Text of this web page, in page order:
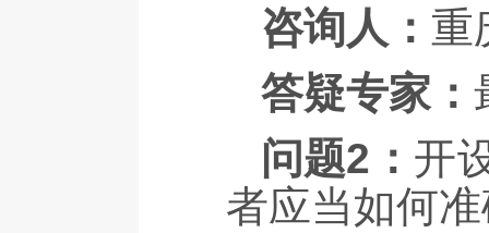
咨询人： 重
答疑专家：
问题2： 开
者应当如何